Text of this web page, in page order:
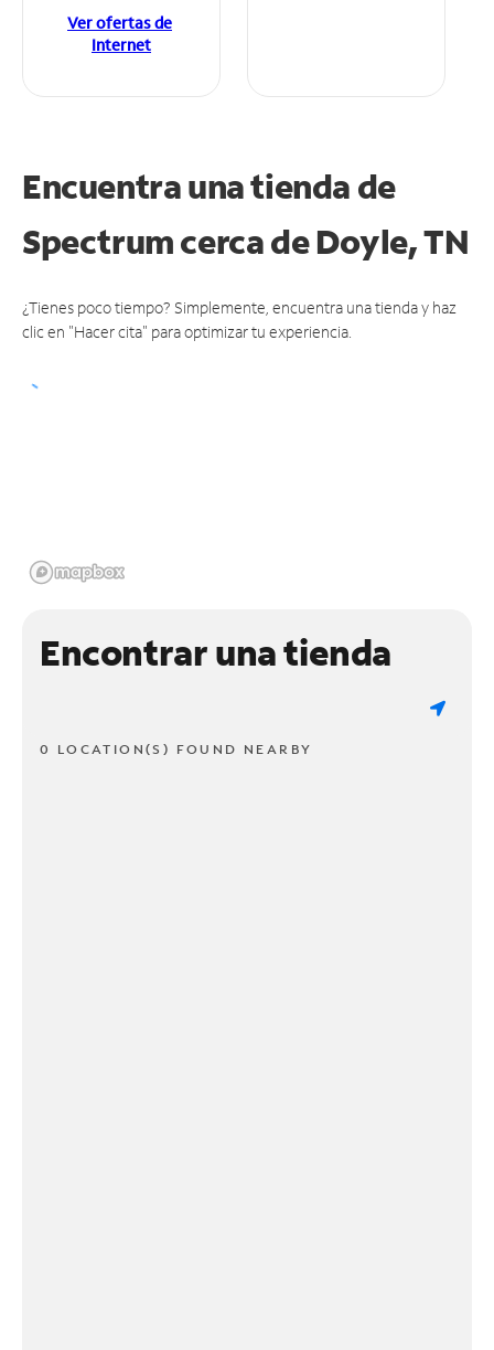
Ver ofertas de
Internet
Encuentra una tienda de
Spectrumcerca de Doyle, TN
¿Tienes poco tiempo? Simplemente, encuentra una tienda y haz
clic en "Hacer cita" para optimizar tu experiencia.
Encontrar una tienda
0 LOCATION(S) FOUND NEARBY